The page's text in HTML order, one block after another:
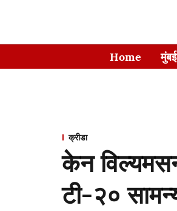
Home मुंबई
क्रीडा
केन
टी-२०